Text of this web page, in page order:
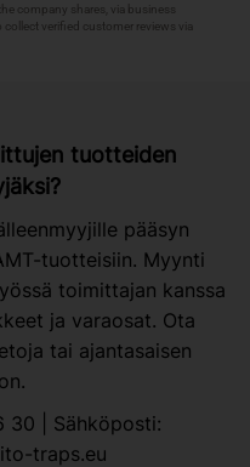
tuotteiden
pääsyn
tuotteisiin. Myynti
toimittajan kanssa
ja varaosat. Ota
tai ajantasaisen
30 | Sähköposti:
traps.eu